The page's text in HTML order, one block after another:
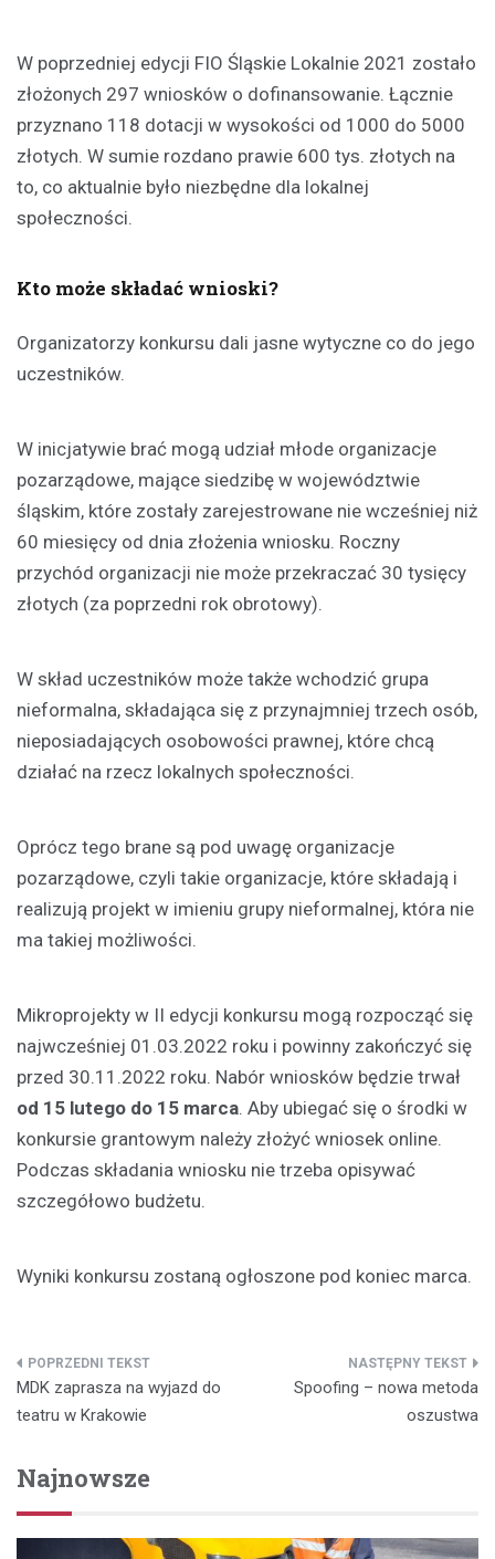
W poprzedniej edycji FIO Śląskie Lokalnie 2021 zostało
złożonych 297 wniosków o dofinansowanie. Łącznie
przyznano 118 dotacji w wysokości od 1000 do 5000
złotych. W sumie rozdano prawie 600 tys. złotych na
to, co aktualnie było niezbędne dla lokalnej
społeczności.
Kto może składać wnioski?
Organizatorzy konkursu dali jasne wytyczne co do jego
uczestników.
W inicjatywie brać mogą udział młode organizacje
pozarządowe, mające siedzibę w województwie
śląskim, które zostały zarejestrowane nie wcześniej niż
60 miesięcy od dnia złożenia wniosku. Roczny
przychód organizacji nie może przekraczać 30 tysięcy
złotych (za poprzedni rok obrotowy).
W skład uczestników może także wchodzić grupa
nieformalna, składająca się z przynajmniej trzech osób,
nieposiadających osobowości prawnej, które chcą
działać na rzecz lokalnych społeczności.
Oprócz tego brane są pod uwagę organizacje
pozarządowe, czyli takie organizacje, które składają i
realizują projekt w imieniu grupy nieformalnej, która nie
ma takiej możliwości.
Mikroprojekty w II edycji konkursu mogą rozpocząć się
najwcześniej 01.03.2022 roku i powinny zakończyć się
przed 30.11.2022 roku. Nabór wniosków będzie trwał
od 15 lutego do 15 marca. Aby ubiegać się o środki w
konkursie grantowym należy złożyć wniosek online.
Podczas składania wniosku nie trzeba opisywać
szczegółowo budżetu.
Wyniki konkursu zostaną ogłoszone pod koniec marca.
Nawigacja
wpisu
MDK zaprasza na wyjazd do
teatru w Krakowie
Spoofing – nowa metoda
oszustwa
Najnowsze